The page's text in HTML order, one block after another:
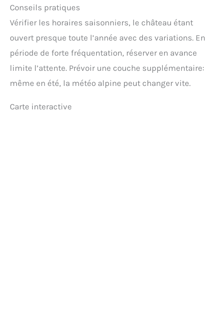
Conseils pratiques
Vérifier les horaires saisonniers, le château étant
ouvert presque toute l’année avec des variations. En
période de forte fréquentation, réserver en avance
limite l’attente. Prévoir une couche supplémentaire:
même en été, la météo alpine peut changer vite.
Carte interactive